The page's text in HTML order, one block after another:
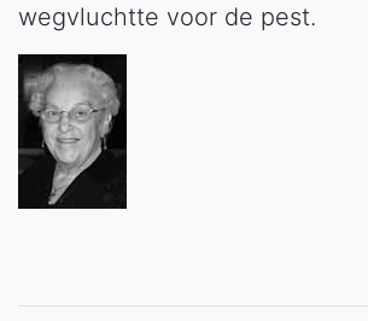
wegvluchtte voor de pest.